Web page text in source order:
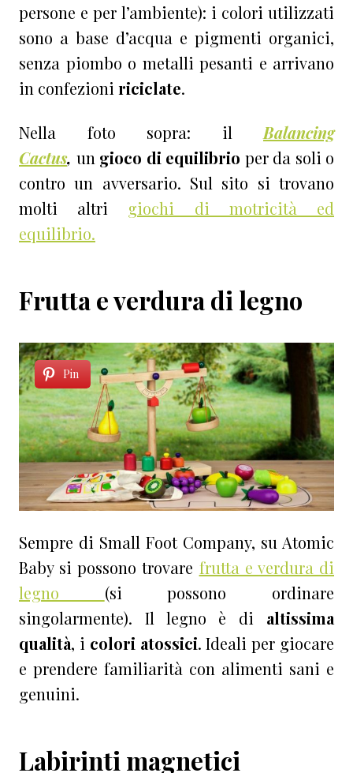
persone e per l’ambiente): i colori utilizzati
sono a base d’acqua e pigmenti organici,
senza piombo o metalli pesanti e arrivano
in confezioni riciclate.
Nella foto sopra: il Balancing
Cactus, un gioco di equilibrio per da soli o
contro un avversario. Sul sito si trovano
molti altri giochi di motricità ed
equilibrio.
Frutta e verdura di legno
Pin
Sempre di Small Foot Company, su Atomic
Baby si possono trovare frutta e verdura di
legno (si possono ordinare
singolarmente). Il legno è di altissima
qualità, i colori atossici. Ideali per giocare
e prendere familiarità con alimenti sani e
genuini.
Labirinti magnetici